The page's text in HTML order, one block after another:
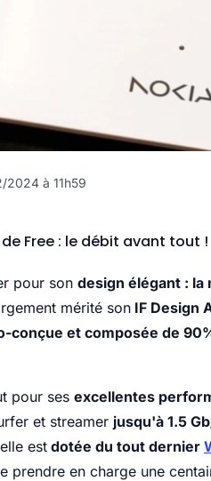
2024 à 11h59
Free : le débit avant tout !
pour son design élégant : la
mérité son IF Design
conçue et composée de
pour ses excellentes
et streamer jusqu'à 1.5
est dotée du tout dernier
prendre en charge une